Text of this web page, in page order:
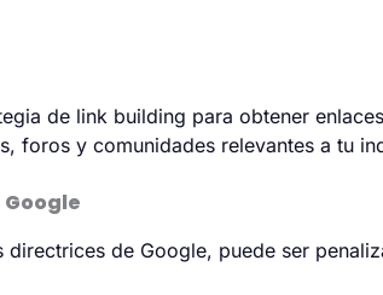
de link building para obtener
foros y comunidades relevantes a tu
directrices de Google, puede ser